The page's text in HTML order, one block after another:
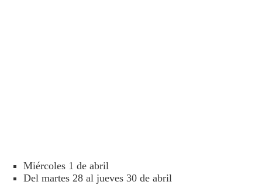
Miércoles 1 de abril
Del martes 28 al jueves 30 de abril